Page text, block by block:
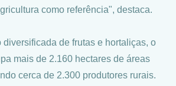
como referência", destaca.
diversificada de frutas e hortaliças, o
mais de 2.160 hectares de áreas
cerca de 2.300 produtores rurais.